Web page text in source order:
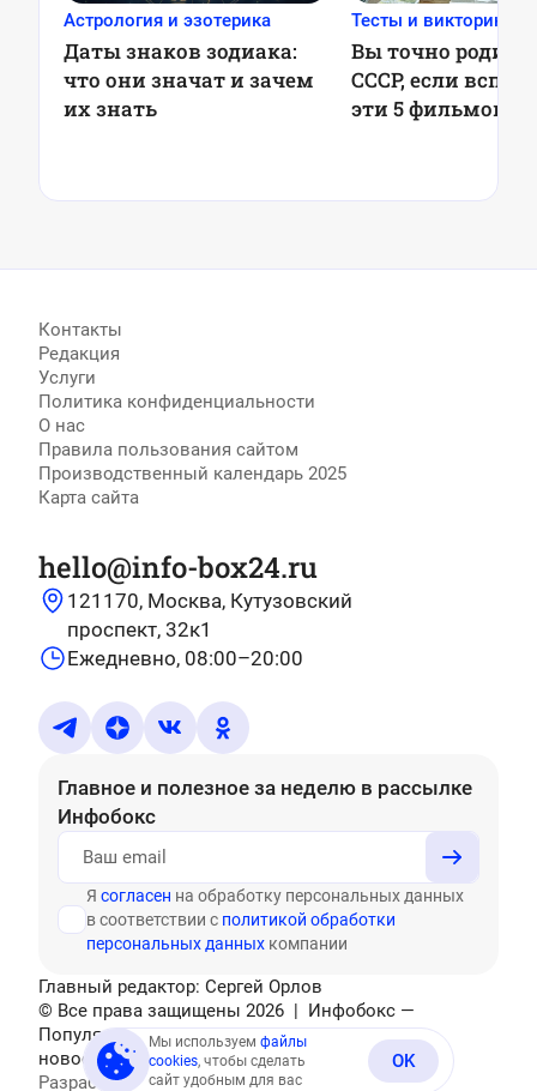
Астрология и эзотерика
Даты знаков зодиака:
что они значат и зачем
их знать
Тесты и викторины
Вы точно
СССР, если
эти 5 фильмов —
Контакты
Редакция
Услуги
Политика конфиденциальности
О нас
Правила пользования сайтом
Производственный календарь 2025
Карта сайта
hello@info-box24.ru
121170, Москва, Кутузовский
проспект, 32к1
Ежедневно, 08:00–20:00
Главное и полезное за неделю в рассылке
Инфобокс
Я согласен на обработку персональных данных
в соответствии с политикой обработки
персональных данных компании
Главный редактор: Сергей Орлов
© Все права защищены 2026 | Инфобокс —
Популярные тесты, головоломки, актуальные
новости
РазработаноMediatex
Мы используем файлы
cookies, чтобы сделать
сайт удобным для вас
OK